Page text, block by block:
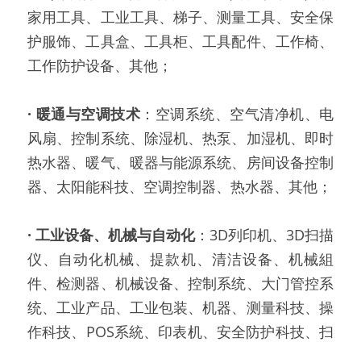
家用工具、工业工具、梯子、测量工具、安全保
护服饰、工具盒、工具柜、工具配件、工作椅、
工作防护设备、其他；
· 暖通与空调技术 ：空调系统、空气清净机、电
风扇、控制系统、除湿机、热泵、加湿机、即时
热水器、暖气、暖器与能源系统、房间设备控制
器、太阳能科技、空调控制器、热水器、其他；
· 工业设备、机械与自动化：3D列印机、3D扫描
仪、自动化机械、提款机、清洁设备、机械組
件、检测器、机械设备、控制系统、大门管控系
统、工业产品、工业包装、机器、测量科技、操
作科技、POS系統、印表机、安全防护科技、扫